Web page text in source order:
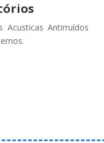
Acusticas Antirruídos
.